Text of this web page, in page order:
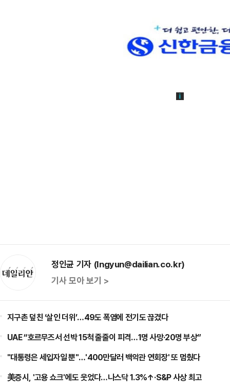
정인균 기자 (Ingyun@dailian.co.kr)
기사 모아 보기 >
지구촌 덮친 ‘살인 더위’…49도 폭염에 전기도 끊겼다
UAE “호르무즈서 선박 15척 줄줄이 피격…1명 사망·20명 부상”
"대통령은 세입자일 뿐"…'400만달러 백악관 연회장' 또 멈췄다
美증시, '고용 쇼크'에도 웃었다…나스닥 1.3%↑·S&P 사상 최고